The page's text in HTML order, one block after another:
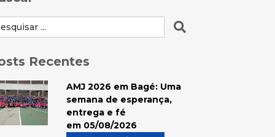
Recentes
AMJ 2026 em Bagé: Uma
semana de esperança,
entrega e fé
em 05/08/2026